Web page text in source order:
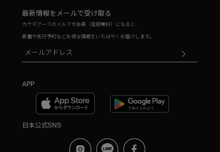
最新情報をメールで受け取る
カナダグースのメルマガ会員（登録無料）になると、
新着や先行予約などお得な情報をいちはやくお届けします。
APP
日本公式SNS